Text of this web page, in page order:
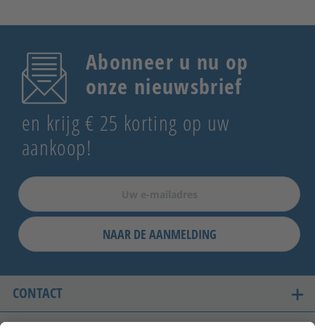
Abonneer u nu op
onze nieuwsbrief
en krijg € 25 korting op uw
aankoop!
NAAR DE AANMELDING
CONTACT